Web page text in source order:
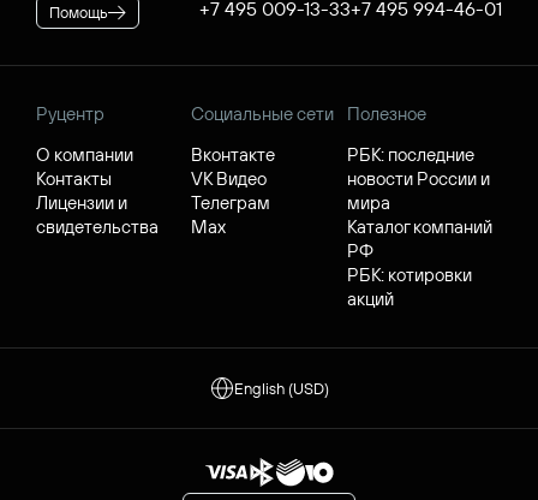
Помощь +7 495 009-13-33+7 495 994-46-01
Руцентр
О компании
Контакты
Лицензии и
свидетельства
Социальные сети
Вконтакте
VK Видео
Телеграм
Max
Полезное
РБК: последние
новости России и
мира
Каталог компаний
РФ
РБК: котировки
акций
English (USD)